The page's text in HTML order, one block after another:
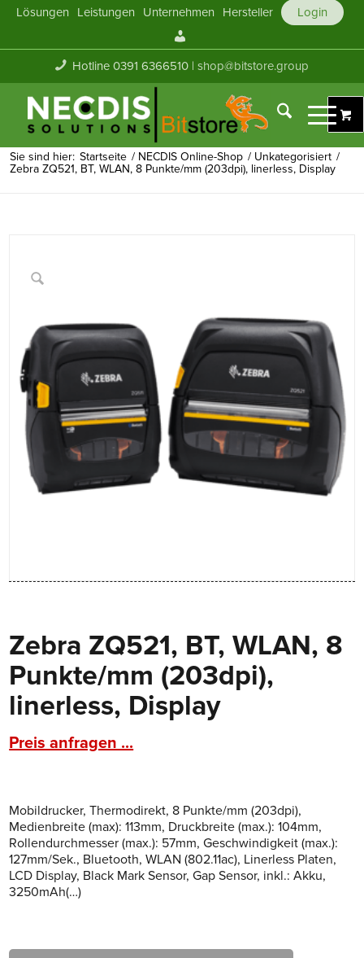
Lösungen Leistungen Unternehmen Hersteller
Login
Konto
Hotline 0391 6366510 |shop@bitstore.group
Sie sind hier: Startseite / NECDIS Online-Shop / Unkategorisiert /
Zebra ZQ521, BT, WLAN, 8 Punkte/mm (203dpi), linerless, Display
Zebra ZQ521, BT, WLAN, 8
Punkte/mm (203dpi),
linerless, Display
Preis anfragen ...
Mobildrucker, Thermodirekt, 8 Punkte/mm (203dpi),
Medienbreite (max): 113mm, Druckbreite (max.): 104mm,
Rollendurchmesser (max.): 57mm, Geschwindigkeit (max.):
127mm/Sek., Bluetooth, WLAN (802.11ac), Linerless Platen,
LCD Display, Black Mark Sensor, Gap Sensor, inkl.: Akku,
3250mAh(…)